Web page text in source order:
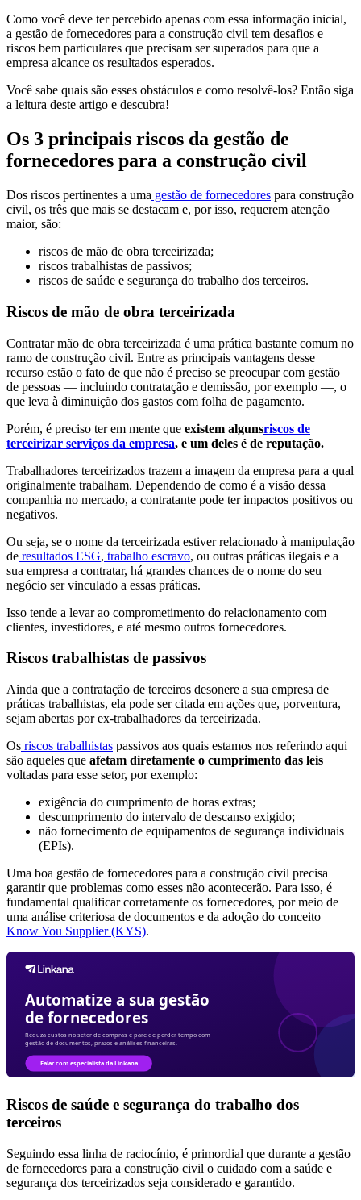
Como você deve ter percebido apenas com essa informação inicial,
a gestão de fornecedores para a construção civil tem desafios e
riscos bem particulares que precisam ser superados para que a
empresa alcance os resultados esperados.
Você sabe quais são esses obstáculos e como resolvê-los? Então siga
a leitura deste artigo e descubra!
Os 3 principais riscos da gestão de
fornecedores para a construção civil
Dos riscos pertinentes a uma gestão de fornecedores para construção
civil, os três que mais se destacam e, por isso, requerem atenção
maior, são:
riscos de mão de obra terceirizada;
riscos trabalhistas de passivos;
riscos de saúde e segurança do trabalho dos terceiros.
Riscos de mão de obra terceirizada
Contratar mão de obra terceirizada é uma prática bastante comum no
ramo de construção civil. Entre as principais vantagens desse
recurso estão o fato de que não é preciso se preocupar com gestão
de pessoas — incluindo contratação e demissão, por exemplo —, o
que leva à diminuição dos gastos com folha de pagamento.
Porém, é preciso ter em mente que existem algunsriscos de
terceirizar serviços da empresa, e um deles é de reputação.
Trabalhadores terceirizados trazem a imagem da empresa para a qual
originalmente trabalham. Dependendo de como é a visão dessa
companhia no mercado, a contratante pode ter impactos positivos ou
negativos.
Ou seja, se o nome da terceirizada estiver relacionado à manipulação
de resultados ESG, trabalho escravo, ou outras práticas ilegais e a
sua empresa a contratar, há grandes chances de o nome do seu
negócio ser vinculado a essas práticas.
Isso tende a levar ao comprometimento do relacionamento com
clientes, investidores, e até mesmo outros fornecedores.
Riscos trabalhistas de passivos
Ainda que a contratação de terceiros desonere a sua empresa de
práticas trabalhistas, ela pode ser citada em ações que, porventura,
sejam abertas por ex-trabalhadores da terceirizada.
Os riscos trabalhistas passivos aos quais estamos nos referindo aqui
são aqueles que afetam diretamente o cumprimento das leis
voltadas para esse setor, por exemplo:
exigência do cumprimento de horas extras;
descumprimento do intervalo de descanso exigido;
não fornecimento de equipamentos de segurança individuais
(EPIs).
Uma boa gestão de fornecedores para a construção civil precisa
garantir que problemas como esses não acontecerão. Para isso, é
fundamental qualificar corretamente os fornecedores, por meio de
uma análise criteriosa de documentos e da adoção do conceito
Know You Supplier (KYS).
Riscos de saúde e segurança do trabalho dos
terceiros
Seguindo essa linha de raciocínio, é primordial que durante a gestão
de fornecedores para a construção civil o cuidado com a saúde e
segurança dos terceirizados seja considerado e garantido.